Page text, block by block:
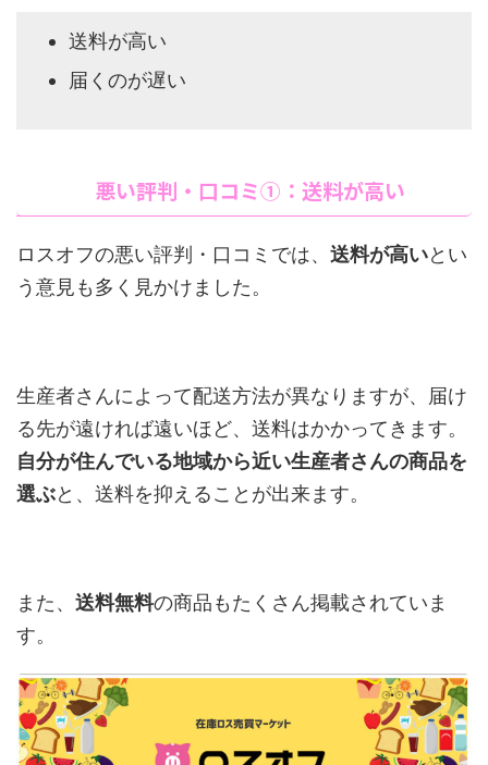
送料が高い
届くのが遅い
悪い評判・口コミ①：送料が高い
ロスオフの悪い評判・口コミでは、 送料が高いとい
う意見も多く見かけました。
生産者さんによって配送方法が異なりますが、届け
る先が遠ければ遠いほど、送料はかかってきます。
自分が住んでいる地域から近い生産者さんの商品を
選ぶと、送料を抑えることが出来ます。
また、 送料無料の商品もたくさん掲載されていま
す。